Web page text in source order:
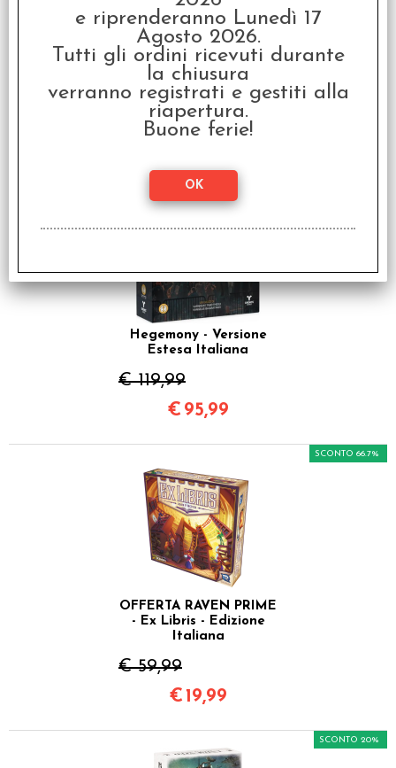
L'Unico Anello - Rovine
del Reame Scomparso
€ 39,99
€31,99
Hegemony - Versione
Estesa Italiana
€ 119,99
€ 95,99
OFFERTA RAVEN PRIME
- Ex Libris - Edizione
Italiana
€ 59,99
SCONTO 66.7%
€ 19,99
SCONTO 20%
e riprenderanno Lunedì 17
Agosto 2026.
Tutti gli ordini ricevuti durante
la chiusura
verranno registrati e gestiti alla
riapertura.
Buone ferie!